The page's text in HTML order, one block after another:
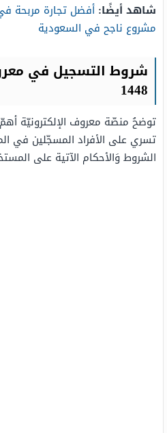
شاهد أيضًا:
مشروع ناجح في السعودية
شروط التسجيل في
1448
توضحُ منصّة معروف الإلكترونيّة
تسري على الأفراد المسجّلين في
الشروط وَالأحكام الآتية على